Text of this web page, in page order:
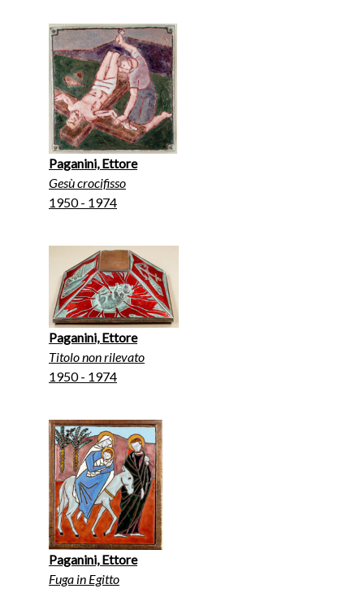
Paganini, Ettore
Gesù crocifisso
1950 - 1974
Paganini, Ettore
Titolo non rilevato
1950 - 1974
Paganini, Ettore
Fuga in Egitto